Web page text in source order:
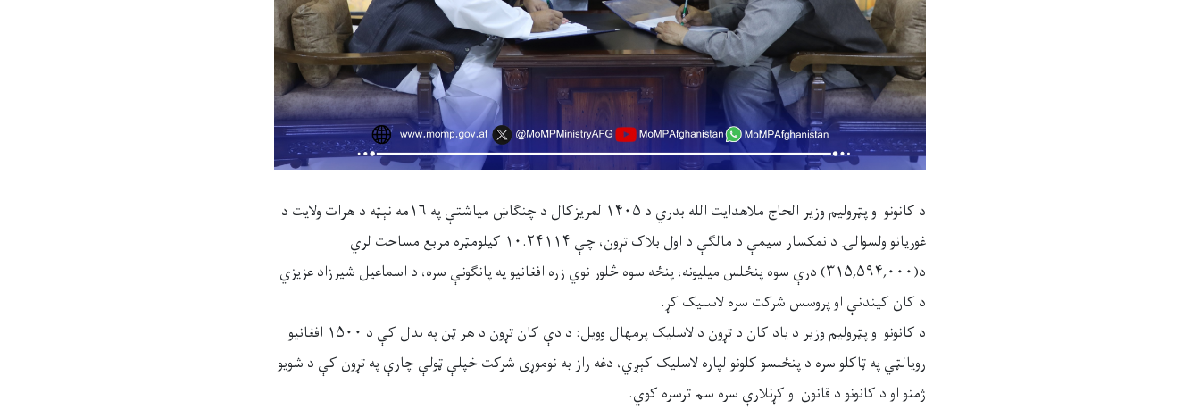
د کانونو او پټرولیم وزیر الحاج ملاهدایت الله بدري د ۱۴۰۵ لمریزکال د چنګاښ میاشتې په ۱۶مه نېټه د هرات ولایت د
غوریانو ولسوالۍ د نمکسار سیمې د مالګې د اول بلاک تړون، چې ۱۰.۲۴۱۱۴ کیلومټره مربع مساحت لري
د(۳۱۵,۵۹۴,۰۰۰) درې سوه پنځلس میلیونه، پنځه سوه څلور نوي زره افغانیو په پانګونې سره، د اسماعیل شیرزاد عزیزي
د کان کیندنې او پروسس شرکت سره لاسلیک کړ.
د کانونو او پټرولیم وزیر د یاد کان د تړون د لاسلیک پرمهال وویل: د دې کان تړون د هر ټن په بدل کې د ۱۵۰۰ افغانیو
رویالټي په ټاکلو سره د پنځلسو کلونو لپاره لاسلیک کېږي، دغه راز به نوموړی شرکت خپلې ټولې چارې په تړون کې د شویو
ژمنو او د کانونو د قانون او کړنلارې سره سم ترسره کوي.